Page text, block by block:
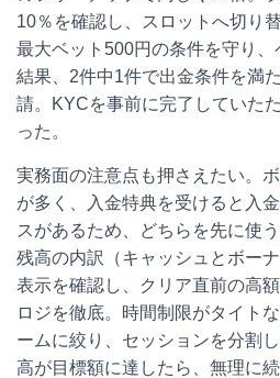
10％を確認し、スロットへ切り
最大ベット500円の条件を守り、
結果、2件中1件で出金条件を満
請。KYCを事前に完了していた
った。
実務面の注意点も押さえたい。
が多く、入金特典を受けると入
スがあるため、どちらを先に使
残高の内訳（キャッシュとボー
表示を確認し、クリア直前の高
ロジを徹底。時間制限がタイト
ームに絞り、セッションを分割
高が目標額に達したら、無理に